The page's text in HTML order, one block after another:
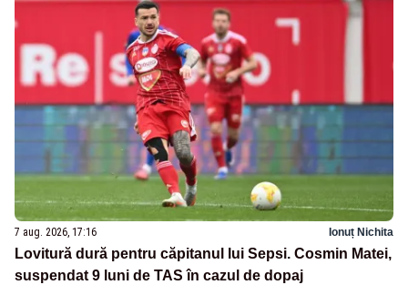
7 aug. 2026, 17:16 Ionuț Nichita
Lovitură dură pentru căpitanul lui Sepsi. Cosmin Matei,
suspendat 9 luni de TAS în cazul de dopaj